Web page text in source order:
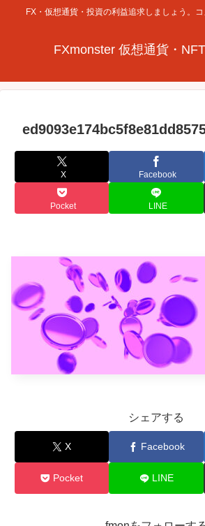
FX・仮想通貨・投資の利益追求しましょう。
FXmonster 仮想通貨・
X Facebook
Pocket LINE
シェアする
X Facebook
Pocket LINE